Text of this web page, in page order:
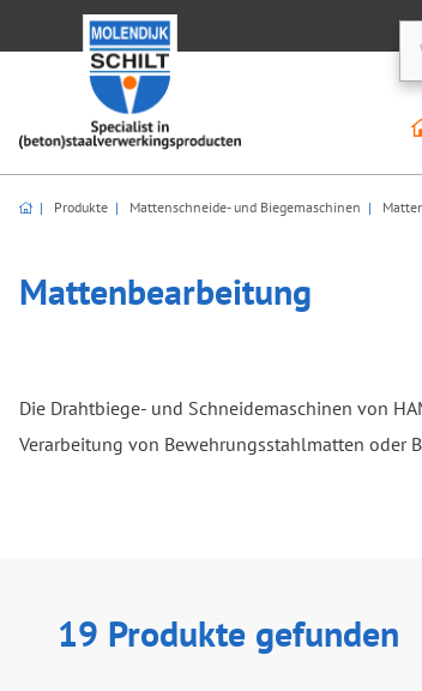
Mattenschneide- und Biegemaschinen
Produkte
Mattenbearbeitung
Die Drahtbiege- und Schneidemaschinen von
Verarbeitung von Bewehrungsstahlmatten oder
19 Produkte gefunden